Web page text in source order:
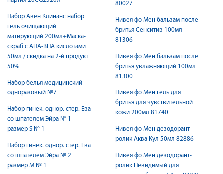
Набор Авен Клинанс набор
гель очищающий
матирующий 200мл+Маска-
скраб с AHA-BHA кислотами
50мл / скидка на 2-й продукт
50%
Набор белья медицинский
одноразовый №7
Набор гинек. однор. стер. Ева
со шпателем Эйра № 1
размер S № 1
Набор гинек. однор. стер. Ева
со шпателем Эйра № 2
размер М № 1
80027
Нивея фо Мен бальзам после
бритья Сенситив 100мл
81306
Нивея фо Мен бальзам после
бритья увлажняющий 100мл
81300
Нивея фо Мен гель для
бритья для чувствительной
кожи 200мл 81740
Нивея фо Мен дезодорант-
ролик Аква Кул 50мл 82886
Нивея фо Мен дезодорант-
ролик Невидимый для